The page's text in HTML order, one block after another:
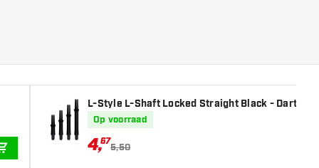
L-Style L-Shaft Locked Straight Black - Dart
Op voorraad
4,67
5,50